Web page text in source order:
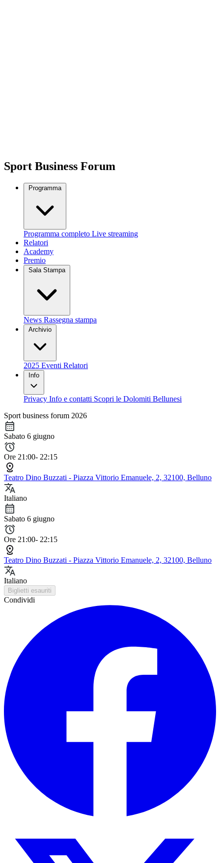
Sport Business Forum
Programma
Programma completo Live streaming
Relatori
Academy
Premio
Sala Stampa
News Rassegna stampa
Archivio
2025 Eventi Relatori
Info
Privacy Info e contatti Scopri le Dolomiti Bellunesi
Sport business forum 2026
Sabato 6 giugno
Ore 21:00- 22:15
Teatro Dino Buzzati - Piazza Vittorio Emanuele, 2, 32100, Belluno
Italiano
Sabato 6 giugno
Ore 21:00- 22:15
Teatro Dino Buzzati - Piazza Vittorio Emanuele, 2, 32100, Belluno
Italiano
Biglietti esauriti
Condividi